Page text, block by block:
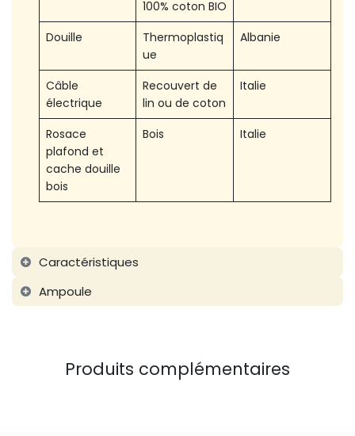
100% coton BIO
Douille
Thermoplastiq
ue
Albanie
Câble
électrique
Recouvert de
lin ou de coton
Italie
Rosace
plafond et
cache douille
bois
Bois Italie
Caractéristiques
Ampoule
Produits complémentaires